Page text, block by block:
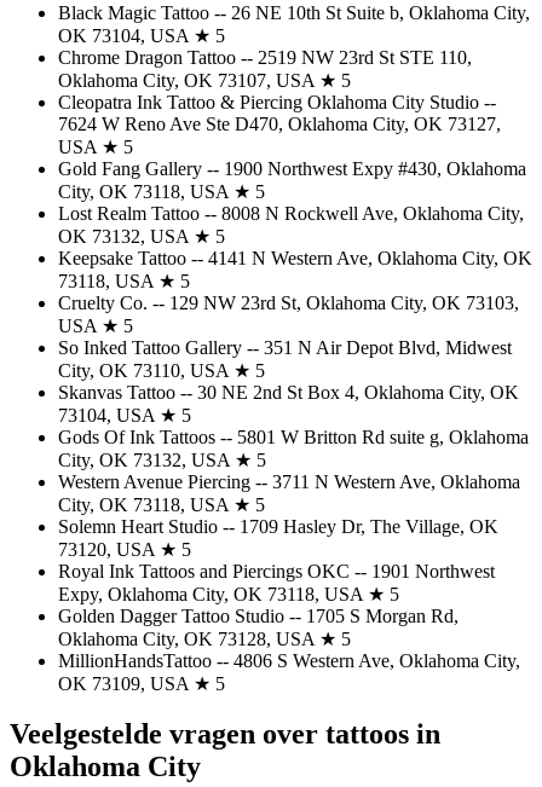
Black Magic Tattoo -- 26 NE 10th St Suite b, Oklahoma City,
OK 73104, USA ★ 5
Chrome Dragon Tattoo -- 2519 NW 23rd St STE 110,
Oklahoma City, OK 73107, USA ★ 5
Cleopatra Ink Tattoo & Piercing Oklahoma City Studio --
7624 W Reno Ave Ste D470, Oklahoma City, OK 73127,
USA ★ 5
Gold Fang Gallery -- 1900 Northwest Expy #430, Oklahoma
City, OK 73118, USA ★ 5
Lost Realm Tattoo -- 8008 N Rockwell Ave, Oklahoma City,
OK 73132, USA ★ 5
Keepsake Tattoo -- 4141 N Western Ave, Oklahoma City, OK
73118, USA ★ 5
Cruelty Co. -- 129 NW 23rd St, Oklahoma City, OK 73103,
USA ★ 5
So Inked Tattoo Gallery -- 351 N Air Depot Blvd, Midwest
City, OK 73110, USA ★ 5
Skanvas Tattoo -- 30 NE 2nd St Box 4, Oklahoma City, OK
73104, USA ★ 5
Gods Of Ink Tattoos -- 5801 W Britton Rd suite g, Oklahoma
City, OK 73132, USA ★ 5
Western Avenue Piercing -- 3711 N Western Ave, Oklahoma
City, OK 73118, USA ★ 5
Solemn Heart Studio -- 1709 Hasley Dr, The Village, OK
73120, USA ★ 5
Royal Ink Tattoos and Piercings OKC -- 1901 Northwest
Expy, Oklahoma City, OK 73118, USA ★ 5
Golden Dagger Tattoo Studio -- 1705 S Morgan Rd,
Oklahoma City, OK 73128, USA ★ 5
MillionHandsTattoo -- 4806 S Western Ave, Oklahoma City,
OK 73109, USA ★ 5
Veelgestelde vragen over tattoos in
Oklahoma City